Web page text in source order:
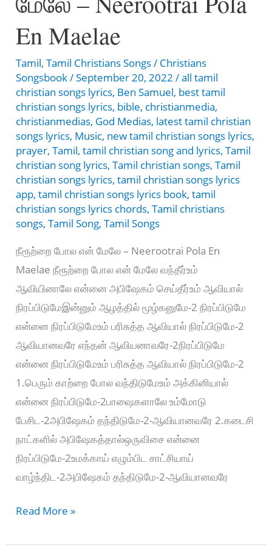
En Maelae
Tamil,Tamil Christians Songs/ Christians
Songsbook/September 20, 2022/all tamil
christian songs lyrics, Ben Samuel, best tamil
christian songs lyrics, bible, christianmedia,
christianmedias, God Medias, latest tamil christian
songs lyrics, Music, new tamil christian songs lyrics,
prayer,Tamil,tamil christian song and lyrics,Tamil
christian song lyrics,Tamil christian songs,Tamil
christian songs lyrics,tamil christian songs lyrics
app,tamil christian songs lyrics book,tamil
christian songs lyrics chords,Tamil christians
songs,Tamil Song,Tamil Songs
நீரூற்றை போல என் மேலே – Neerootrai Pola En
Maelae நீரூற்றை போல என் மேலே வந்தீர்உம்
ஆவியினாலே என்னை அபிஷேகம் செய்தீர்உம் ஆவியால்
நிரப்பிடுமேஇன்னும் ஆழத்தில் மூழ்கனுமே-2 நிரப்பிடுமே
என்னை நிரப்பிடுமேஉம் பரிசுத்த ஆவியால் நிரப்பிடுமே-2
ஆவியானவரே எந்தன் ஆவியனாவரே-2நிரப்பிடுமே
என்னை நிரப்பிடுமேஉம் பரிசுத்த ஆவியால் நிரப்பிடுமே-2
1.பெரும் காற்றை போல வந்திடுமேஉம் அக்கினியால்
என்னை நிரப்பிடுமே-2பாஷைகளாலே உம்மோடு
பேசிட-2அபிஷேகம் தந்திடுமே-2-ஆவியானவரே 2.கடைசி
நாட்களில் அபிஷேகத்தால்ஒருவிசை என்னை
நிரப்பிடுமே-2உமக்காய் எழும்பிட சாட்சியாய்
வாழ்ந்திட-2அபிஷேகம் தந்திடுமே-2-ஆவியானவரே
நீரூற்றை
என்
Read More »